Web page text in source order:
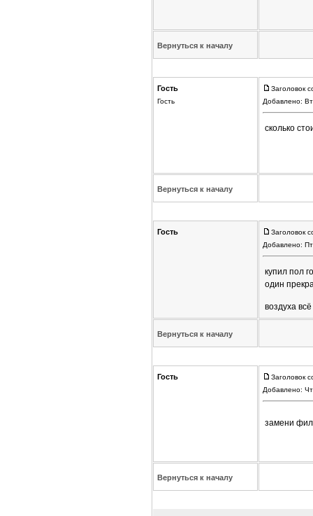
Вернуться к началу
Гость
Гость
Заголовок
Добавлено:
сколько
Вернуться к началу
Гость
Заголовок
Добавлено:
купил пол
один
воздуха
Вернуться к началу
Гость
Заголовок
Добавлено:
замени
Вернуться к началу